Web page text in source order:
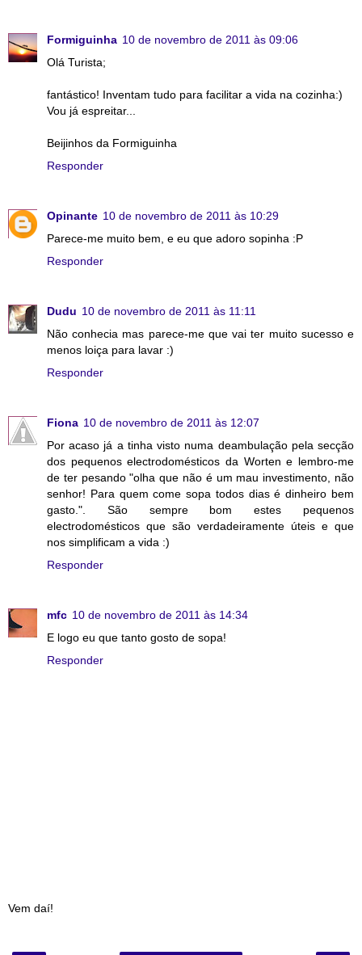
Formiguinha 10 de novembro de 2011 às 09:06
Olá Turista;
fantástico! Inventam tudo para facilitar a vida na cozinha:)
Vou já espreitar...
Beijinhos da Formiguinha
Responder
Opinante 10 de novembro de 2011 às 10:29
Parece-me muito bem, e eu que adoro sopinha :P
Responder
Dudu 10 de novembro de 2011 às 11:11
Não conhecia mas parece-me que vai ter muito sucesso e
menos loiça para lavar :)
Responder
Fiona 10 de novembro de 2011 às 12:07
Por acaso já a tinha visto numa deambulação pela secção
dos pequenos electrodomésticos da Worten e lembro-me
de ter pesando "olha que não é um mau investimento, não
senhor! Para quem come sopa todos dias é dinheiro bem
gasto.". São sempre bom estes pequenos
electrodomésticos que são verdadeiramente úteis e que
nos simplificam a vida :)
Responder
mfc 10 de novembro de 2011 às 14:34
E logo eu que tanto gosto de sopa!
Responder
Vem daí!